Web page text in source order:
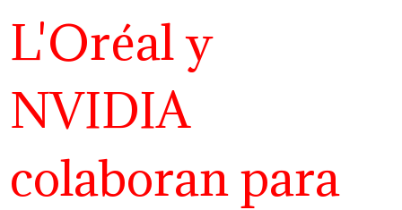
L'Oréal y
NVIDIA
colaboran para